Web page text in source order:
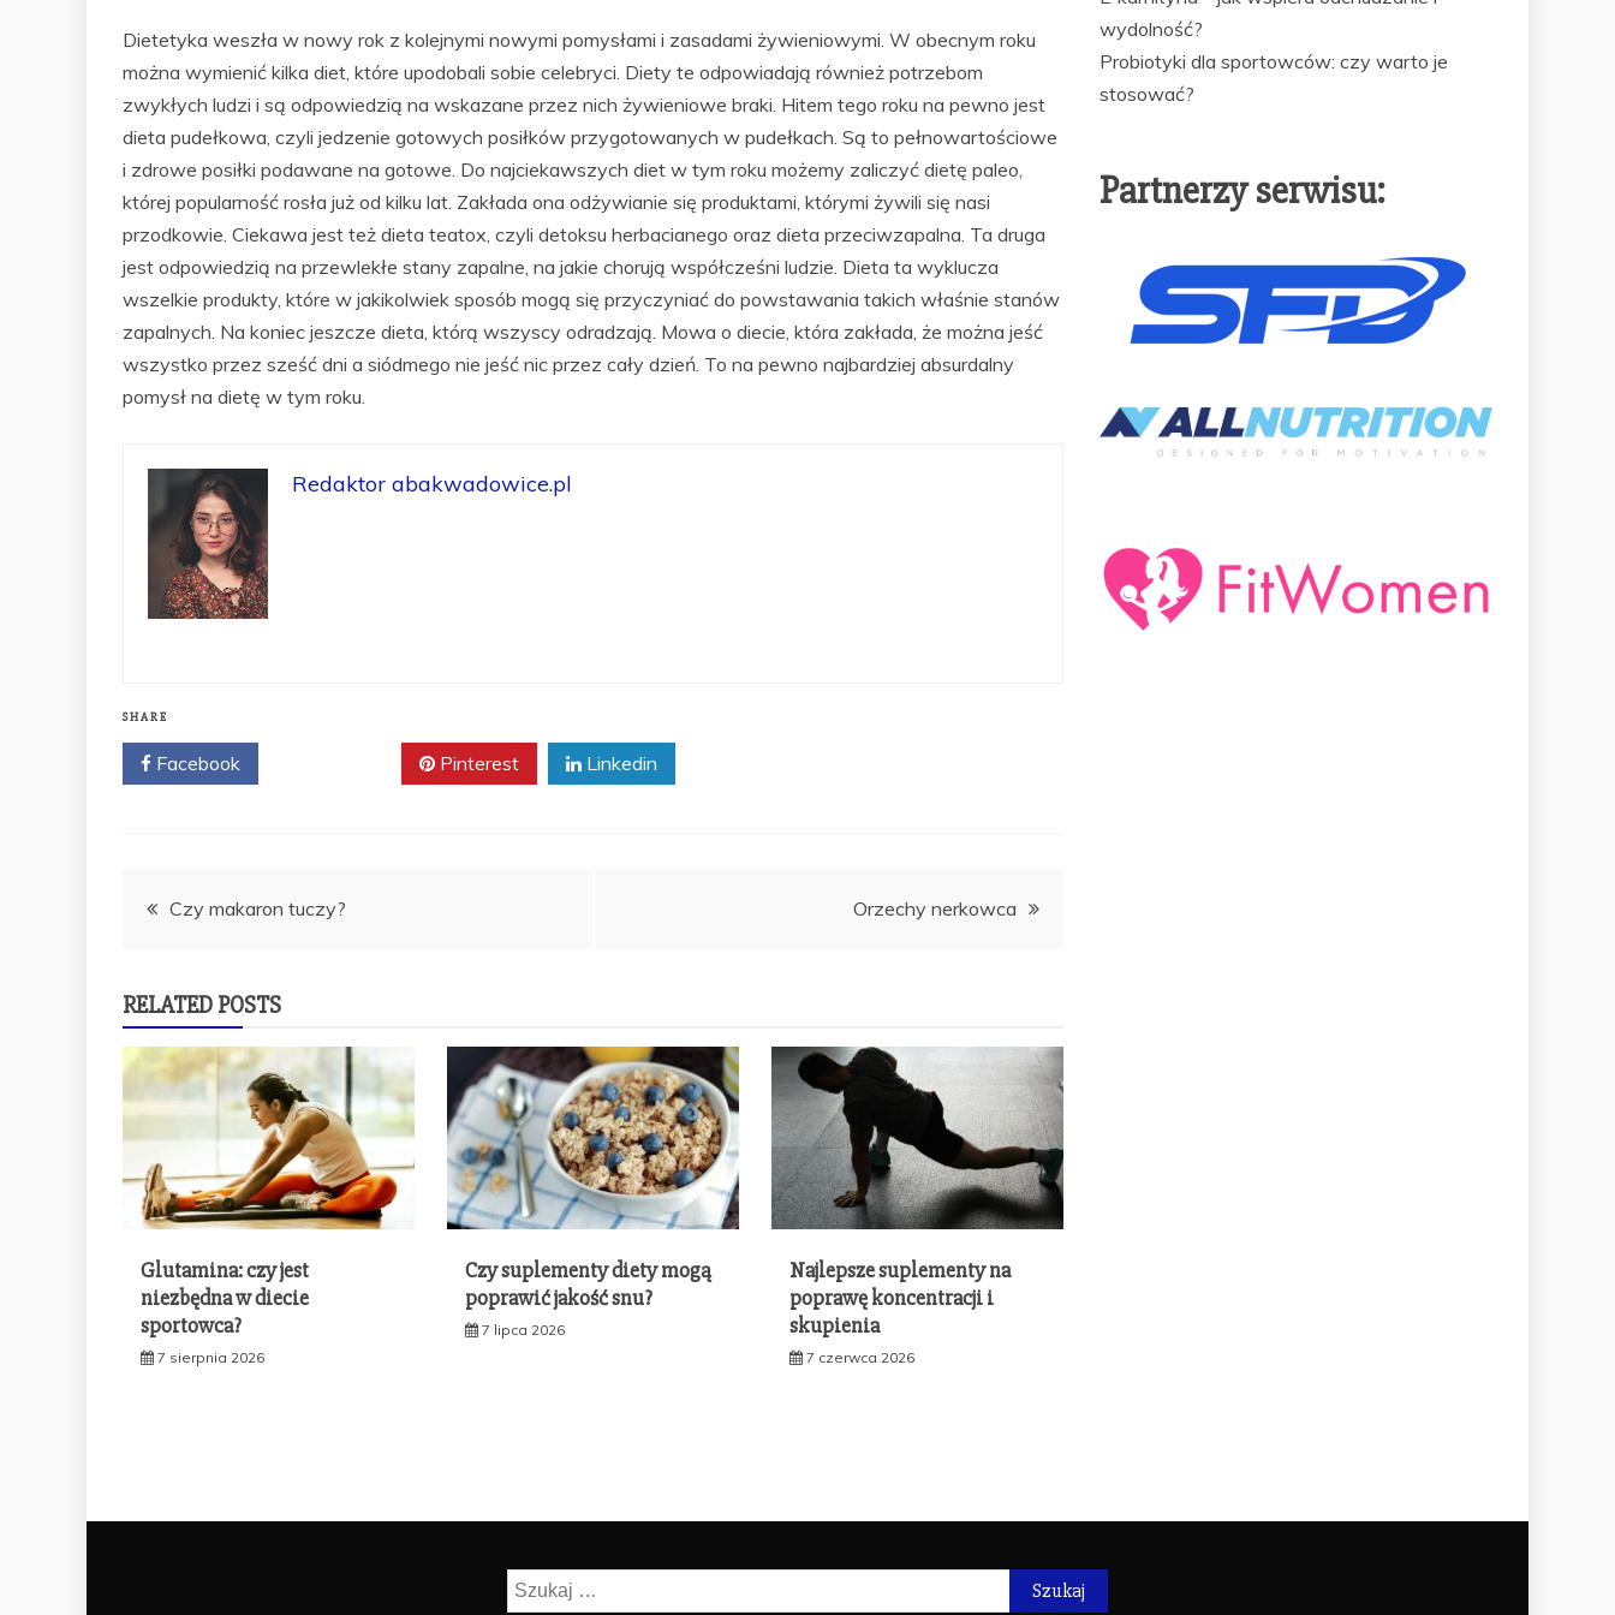
Dietetyka weszła w nowy rok z kolejnymi nowymi pomysłami i zasadami żywieniowymi. W obecnym roku
można wymienić kilka diet, które upodobali sobie celebryci. Diety te odpowiadają również potrzebom
zwykłych ludzi i są odpowiedzią na wskazane przez nich żywieniowe braki. Hitem tego roku na pewno jest
dieta pudełkowa, czyli jedzenie gotowych posiłków przygotowanych w pudełkach. Są to pełnowartościowe
i zdrowe posiłki podawane na gotowe. Do najciekawszych diet w tym roku możemy zaliczyć dietę paleo,
której popularność rosła już od kilku lat. Zakłada ona odżywianie się produktami, którymi żywili się nasi
przodkowie. Ciekawa jest też dieta teatox, czyli detoksu herbacianego oraz dieta przeciwzapalna. Ta druga
jest odpowiedzią na przewlekłe stany zapalne, na jakie chorują współcześni ludzie. Dieta ta wyklucza
wszelkie produkty, które w jakikolwiek sposób mogą się przyczyniać do powstawania takich właśnie stanów
zapalnych. Na koniec jeszcze dieta, którą wszyscy odradzają. Mowa o diecie, która zakłada, że można jeść
wszystko przez sześć dni a siódmego nie jeść nic przez cały dzień. To na pewno najbardziej absurdalny
pomysł na dietę w tym roku.
Redaktor abakwadowice.pl
SHARE
Facebook Pinterest Linkedin
Nawigacja
Czy makaron tuczy? Orzechy nerkowca
RELATED POSTS
Glutamina: czy jest
niezbędna w diecie
sportowca?
7 sierpnia 2026
Czy suplementy diety mogą
poprawić jakość snu?
7 lipca 2026
Najlepsze suplementy na
poprawę koncentracji i
skupienia
7 czerwca 2026
wydolność?
Probiotyki dla sportowców: czy warto je
stosować?
Partnerzy serwisu:
Szukaj: